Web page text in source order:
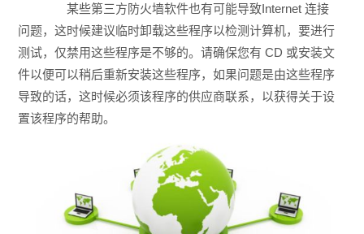
某些第三方防火墙软件也有可能导致Internet 连接
问题，这时候建议临时卸载这些程序以检测计算机，要进行
测试，仅禁用这些程序是不够的。请确保您有 CD 或安装文
件以便可以稍后重新安装这些程序，如果问题是由这些程序
导致的话，这时候必须该程序的供应商联系，以获得关于设
置该程序的帮助。